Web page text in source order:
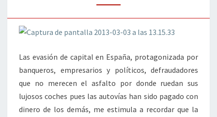
Las evasión de capital en España, protagonizada por
banqueros, empresarios y políticos, defraudadores
que no merecen el asfalto por donde ruedan sus
lujosos coches pues las autovías han sido pagado con
dinero de los demás, me estimula a recordar que la